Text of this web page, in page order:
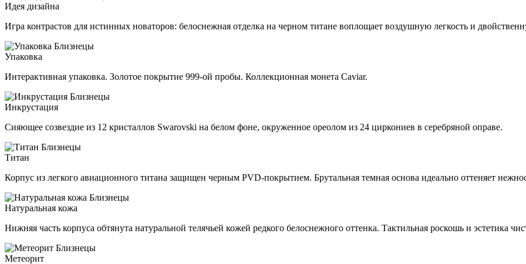
Идея дизайна
Игра контрастов для истинных новаторов: белоснежная отделка на черном титане воплощает воздушную легкость и
Упаковка
Интерактивная упаковка. Золотое покрытие 999-ой пробы. Коллекционная монета Caviar.
Инкрустация
Сияющее созвездие из 12 кристаллов Swarovski на белом фоне, окруженное ореолом из 24 циркониев в серебряной оправе.
Титан
Корпус из легкого авиационного титана защищен черным PVD-покрытием. Брутальная темная основа идеально оттеняет
Натуральная кожа
Нижняя часть корпуса обтянута натуральной телячьей кожей редкого белоснежного оттенка. Тактильная роскошь и эстетика
Метеорит